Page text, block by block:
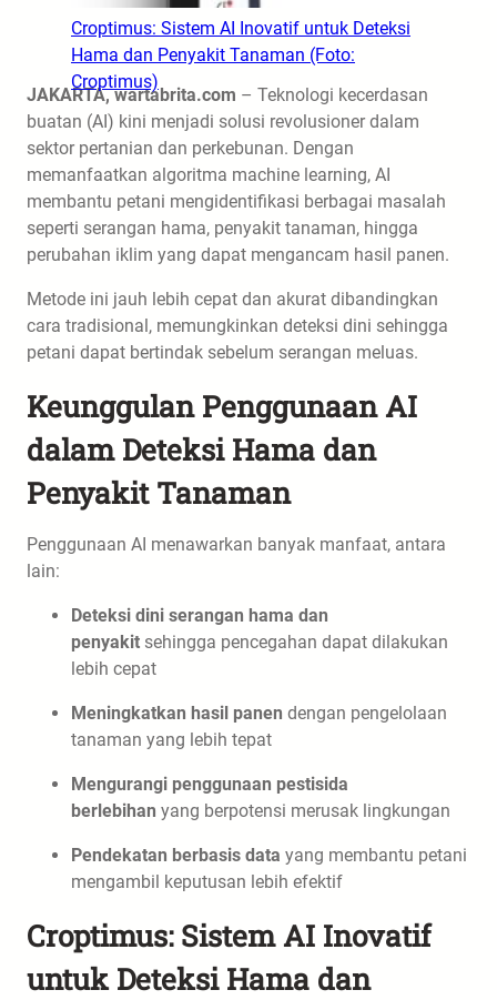
Croptimus: Sistem AI Inovatif untuk Deteksi
Hama dan Penyakit Tanaman (Foto:
Croptimus)
JAKARTA, wartabrita.com – Teknologi kecerdasan
buatan (AI) kini menjadi solusi revolusioner dalam
sektor pertanian dan perkebunan. Dengan
memanfaatkan algoritma machine learning, AI
membantu petani mengidentifikasi berbagai masalah
seperti serangan hama, penyakit tanaman, hingga
perubahan iklim yang dapat mengancam hasil panen.
Metode ini jauh lebih cepat dan akurat dibandingkan
cara tradisional, memungkinkan deteksi dini sehingga
petani dapat bertindak sebelum serangan meluas.
Keunggulan Penggunaan AI
dalam Deteksi Hama dan
Penyakit Tanaman
Penggunaan AI menawarkan banyak manfaat, antara
lain:
Deteksi dini serangan hama dan
penyakit sehingga pencegahan dapat dilakukan
lebih cepat
Meningkatkan hasil panen dengan pengelolaan
tanaman yang lebih tepat
Mengurangi penggunaan pestisida
berlebihan yang berpotensi merusak lingkungan
Pendekatan berbasis data yang membantu petani
mengambil keputusan lebih efektif
Croptimus: Sistem AI Inovatif
untuk Deteksi Hama dan